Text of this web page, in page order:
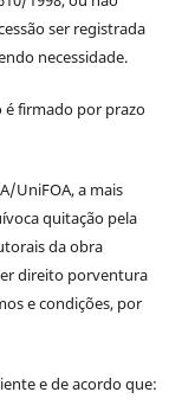
ser registrada
necessidade.
firmado por prazo
UniFOA, a mais
quitação pela
da obra
direito porventura
e condições, por
e de acordo que: